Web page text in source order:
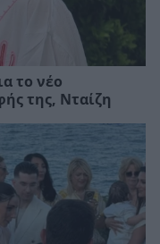
το νέο
της, Νταίζη